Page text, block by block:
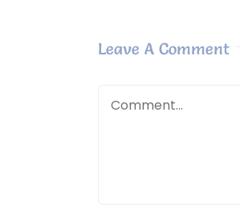
Leave A Comment